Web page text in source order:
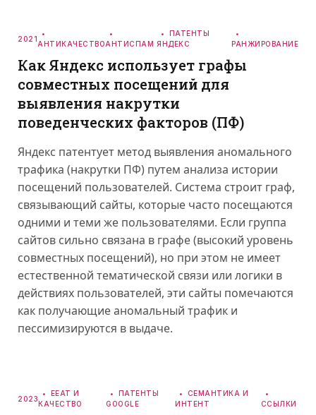
2021
АНТИКАЧЕСТВОАНТИСПАМ
ПАТЕНТЫ
ЯНДЕКС
РАНЖИРОВАНИЕ
Как Яндекс использует графы
совместных посещений для
выявления накрутки
поведенческих факторов (ПФ)
Яндекс патентует метод выявления аномального
трафика (накрутки ПФ) путем анализа истории
посещений пользователей. Система строит граф,
связывающий сайты, которые часто посещаются
одними и теми же пользователями. Если группа
сайтов сильно связана в графе (высокий уровень
совместных посещений), но при этом не имеет
естественной тематической связи или логики в
действиях пользователей, эти сайты помечаются
как получающие аномальный трафик и
пессимизируются в выдаче.
2023
EEAT И
КАЧЕСТВО
ПАТЕНТЫ
GOOGLE
СЕМАНТИКА И
ИНТЕНТ
ССЫЛКИ